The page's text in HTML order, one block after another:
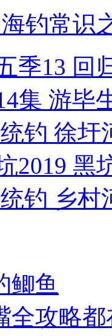
海钓常识
季13 回
集 游毕
钓 徐圩
2019 黑
钓 乡村
鲫鱼
全攻略